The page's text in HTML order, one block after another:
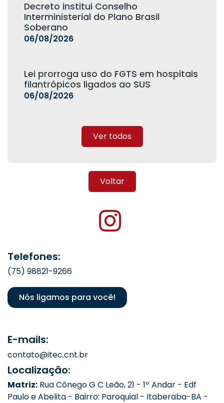
Decreto institui Conselho
Interministerial do Plano Brasil
Soberano
06/08/2026
Lei prorroga uso do FGTS em hospitais
filantrópicos ligados ao SUS
06/08/2026
Ver todos
Voltar
Telefones:
(75) 98821-9266
Nós ligamos para você!
E-mails:
contato@itec.cnt.br
Localização:
Matriz: Rua Cônego G C Leão, 21 - 1º Andar - Edf
Paulo e Abelita - Bairro: Paroquial - Itaberaba-BA -